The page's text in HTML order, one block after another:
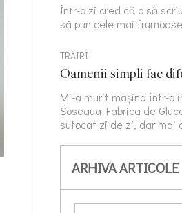
Într-o zi cred că o să
să pun cele mai
TRĂIRI
Oamenii simpli fac
Mi-a murit mașina într-o
Șoseaua Fabrica de
sufocat zi de zi, dar mai
ARHIVA ARTICOLE